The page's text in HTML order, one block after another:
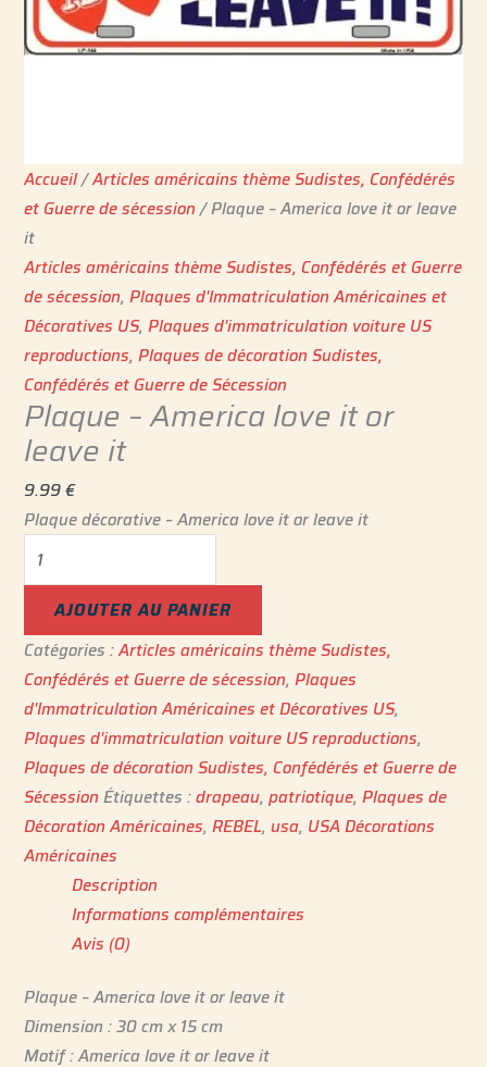
Accueil/Articles américains thème Sudistes, Confédérés
et Guerre de sécession/ Plaque – America love it or leave
it
Articles américains thème Sudistes, Confédérés et Guerre
de sécession,Plaques d'Immatriculation Américaines et
Décoratives US,Plaques d'immatriculation voiture US
reproductions,Plaques de décoration Sudistes,
Confédérés et Guerre de Sécession
Plaque – America love it or
leave it
9.99€
Plaque décorative – America love it or leave it
AJOUTER AU PANIER
Catégories :Articles américains thème Sudistes,
Confédérés et Guerre de sécession,Plaques
d'Immatriculation Américaines et Décoratives US,
Plaques d'immatriculation voiture US reproductions,
Plaques de décoration Sudistes, Confédérés et Guerre de
Sécession Étiquettes :drapeau,patriotique,Plaques de
Décoration Américaines,REBEL,usa, USA Décorations
Américaines
Description
Informations complémentaires
Avis (0)
Plaque – America love it or leave it
Dimension : 30 cm x 15 cm
Motif : America love it or leave it